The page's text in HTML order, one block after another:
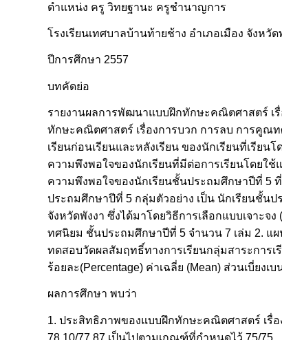
ตำแหน่ง ครู วิทยฐานะ ครูชำนาญการ
โรงเรียนเทศบาลบ้านท้ายช้าง อำเภอเมือง จังหวัด
ปีการศึกษา 2557
บทคัดย่อ
รายงานผลการพัฒนาแบบฝึกทักษะคณิตศาสตร์ เ
ทักษะคณิตศาสตร์ เรื่องการบวก การลบ การคูณ
เรียนก่อนเรียนและหลังเรียน ของนักเรียนที่เรี
ความพึงพอใจของนักเรียนที่มีต่อการเรียนโดย
ความพึงพอใจของนักเรียนชั้นประถมศึกษาปีที่ 5
ประถมศึกษาปีที่ 5 กลุ่มตัวอย่าง เป็น นักเรียนชั้นป
จังหวัดพังงา ซึ่งได้มาโดยวิธีการเลือกแบบเจาะ
ทศนิยม ชั้นประถมศึกษาปีที่ 5 จำนวน 7 เล่ม 2. แ
ทดสอบวัดผลสัมฤทธิ์ทางการเรียนกลุ่มสาระการ
ร้อยละ(Percentage) ค่าเฉลี่ย (Mean) ส่วนเบี่ยงเ
ผลการศึกษา พบว่า
1. ประสิทธิภาพของแบบฝึกทักษะคณิตศาสตร์ เรื่
78.10/77.87 เป็นไปตามเกณฑ์ที่กำหนดไว้ 75/75